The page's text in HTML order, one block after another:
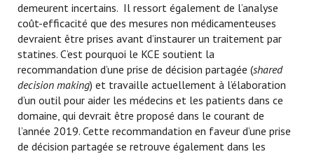
demeurent incertains. Il ressort également de l’analyse
coût-efficacité que des mesures non médicamenteuses
devraient être prises avant d’instaurer un traitement par
statines. C’est pourquoi le KCE soutient la
recommandation d’une prise de décision partagée (shared
decision making) et travaille actuellement à l’élaboration
d’un outil pour aider les médecins et les patients dans ce
domaine, qui devrait être proposé dans le courant de
l’année 2019. Cette recommandation en faveur d’une prise
de décision partagée se retrouve également dans les